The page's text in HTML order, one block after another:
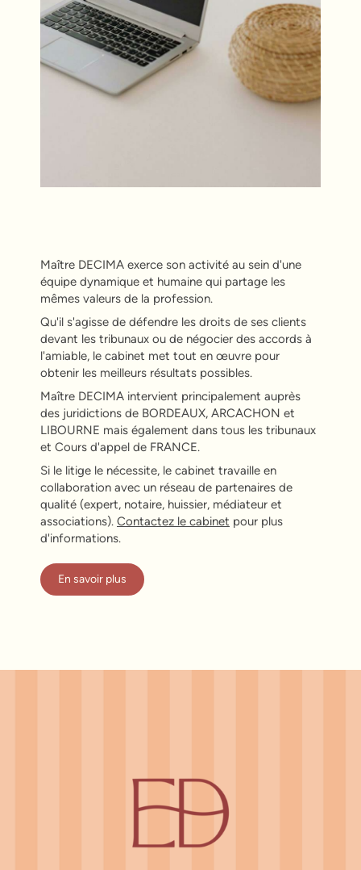
Maître DECIMA exerce son activité au sein d'une
équipe dynamique et humaine qui partage les
mêmes valeurs de la profession.
Qu'il s'agisse de défendre les droits de ses clients
devant les tribunaux ou de négocier des accords à
l'amiable, le cabinet met tout en œuvre pour
obtenir les meilleurs résultats possibles.
Maître DECIMA intervient principalement auprès
des juridictions de BORDEAUX, ARCACHON et
LIBOURNE mais également dans tous les tribunaux
et Cours d'appel de FRANCE.
Si le litige le nécessite, le cabinet travaille en
collaboration avec un réseau de partenaires de
qualité (expert, notaire, huissier, médiateur et
associations). Contactez le cabinet pour plus
d'informations.
En savoir plus